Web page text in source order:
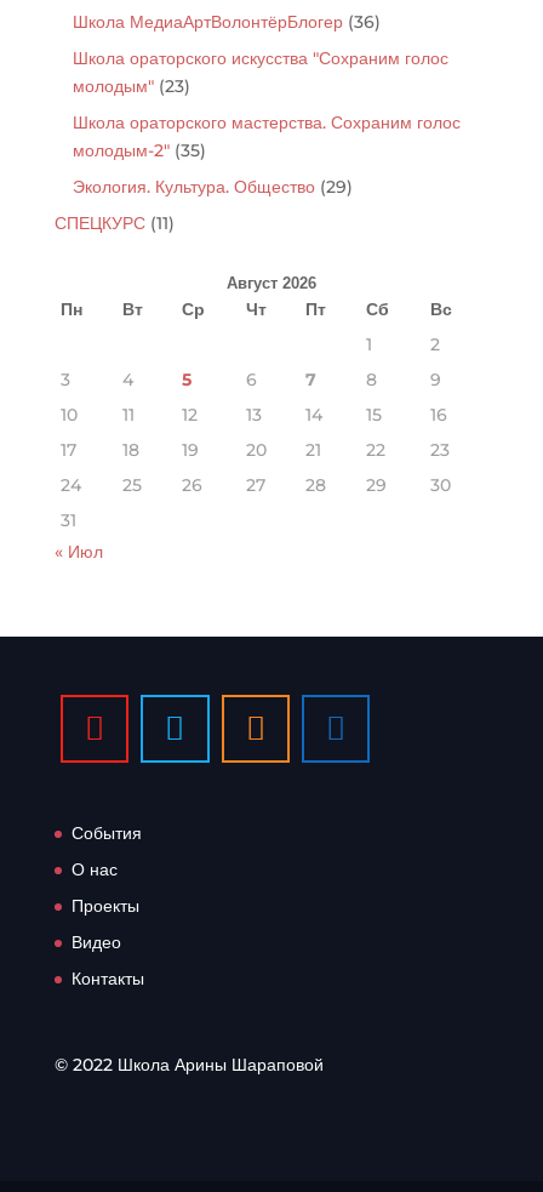
Школа МедиаАртВолонтёрБлогер(36)
Школа ораторского искусства "Сохраним голос
молодым"(23)
Школа ораторского мастерства. Сохраним голос
молодым-2"(35)
Экология. Культура. Общество(29)
СПЕЦКУРС(11)
Август 2026
Пн Вт Ср Чт Пт Сб
Вс
1
2
3
4 5 6 7 8
9
10
11 12 13 14 15
16
17
18 19 20 21 22
23
24
25 26 27 28 29
30
31
« Июл
События
О нас
Проекты
Видео
Контакты
© 2022 Школа Арины Шараповой